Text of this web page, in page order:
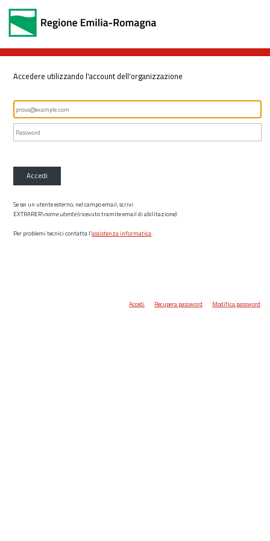
Accedere utilizzando l'account dell'organizzazione
Accedi
Se sei un utente esterno, nel campo email, scrivi
EXTRARER\nome utente(ricevuto tramite email di abilitazione)
Per problemi tecnici contatta l’assistenza informatica.
Accedi Recupera password Modifica password